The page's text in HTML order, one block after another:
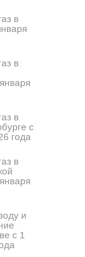
в
в
в
с
года
в
и
с 1